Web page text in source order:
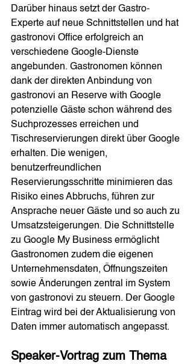
Darüber hinaus setzt der Gastro-
Experte auf neue Schnittstellen und hat
gastronovi Office erfolgreich an
verschiedene Google-Dienste
angebunden. Gastronomen können
dank der direkten Anbindung von
gastronovi an Reserve with Google
potenzielle Gäste schon während des
Suchprozesses erreichen und
Tischreservierungen direkt über Google
erhalten. Die wenigen,
benutzerfreundlichen
Reservierungsschritte minimieren das
Risiko eines Abbruchs, führen zur
Ansprache neuer Gäste und so auch zu
Umsatzsteigerungen. Die Schnittstelle
zu Google My Business ermöglicht
Gastronomen zudem die eigenen
Unternehmensdaten, Öffnungszeiten
sowie Änderungen zentral im System
von gastronovi zu steuern. Der Google
Eintrag wird bei der Aktualisierung von
Daten immer automatisch angepasst.
Speaker-Vortrag zum Thema